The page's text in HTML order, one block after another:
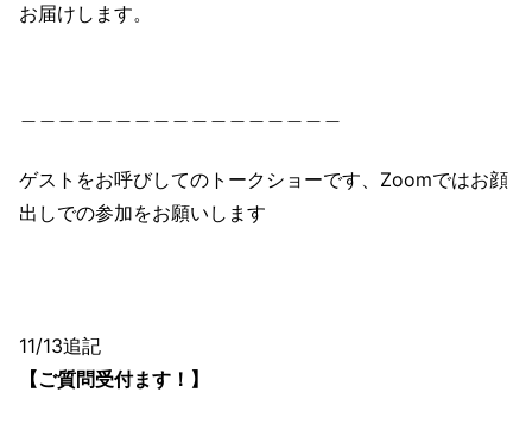
お届けします。
ゲストをお呼びしてのトークショーです、Zoomではお顔
出しでの参加をお願いします
11/13追記
【ご質問受付ます！】